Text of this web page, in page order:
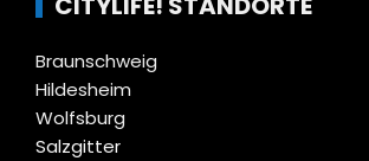
Braunschweig
Hildesheim
Wolfsburg
Salzgitter